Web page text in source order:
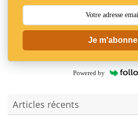
Je m'abonne
Powered by
Articles récents